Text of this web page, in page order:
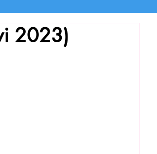
2023)